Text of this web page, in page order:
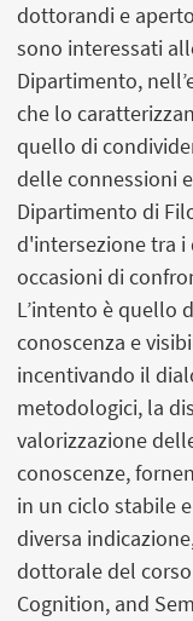
dottorandi e
sono interessati
Dipartimento,
che lo
quello di
delle connessioni
Dipartimento di
d'intersezione tra
occasioni di
L’intento è quello
conoscenza e
incentivando il
metodologici, la
valorizzazione
conoscenze,
in un ciclo stabile
diversa
dottorale del
Cognition, and